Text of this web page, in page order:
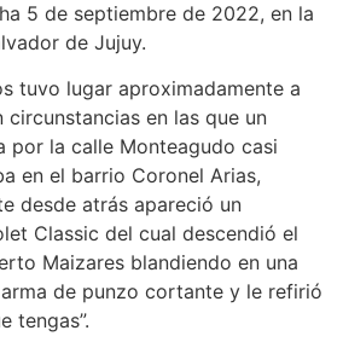
5 de septiembre de 2022, en la
de Jujuy.
tuvo lugar aproximadamente a
circunstancias en las que un
por la calle Monteagudo casi
en el barrio Coronel Arias,
desde atrás apareció un
Classic del cual descendió el
Maizares blandiendo en una
de punzo cortante y le refirió
tengas”.